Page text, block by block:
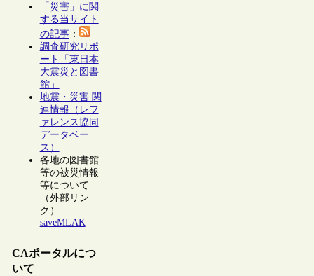
「災害」に関
する当サイト
の記事：
調査研究リポ
ート「東日本
大震災と図書
館」
地震・災害 関
連情報（レフ
ァレンス協同
データベー
ス）
各地の図書館
等の被災情報
等について
（外部リン
ク）
saveMLAK
CAポータルにつ
いて